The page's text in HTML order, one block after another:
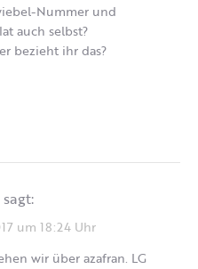
Nummer und
auch selbst?
bezieht ihr das?
sagt:
um 18:24 Uhr
wir über azafran. LG